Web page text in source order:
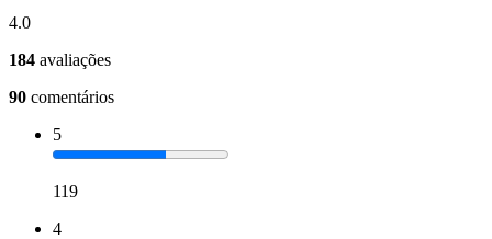
4.0
184 avaliações
90 comentários
5
119
4